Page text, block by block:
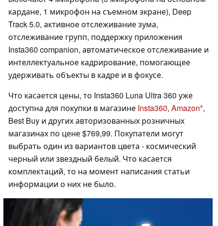
кардане, 1 микрофон на съемном экране), Deep
Track 5.0, активное отслеживание зума,
отслеживание групп, поддержку приложения
Insta360 companion, автоматическое отслеживание и
интеллектуальное кадрирование, помогающее
удерживать объекты в кадре и в фокусе.
Что касается цены, то Insta360 Luna Ultra 360 уже
доступна для покупки в магазине Insta360, Amazon ,
Best Buy и других авторизованных розничных
магазинах по цене $769,99. Покупатели могут
выбрать один из вариантов цвета - космический
черный или звездный белый. Что касается
комплектаций, то на момент написания статьи
информации о них не было.